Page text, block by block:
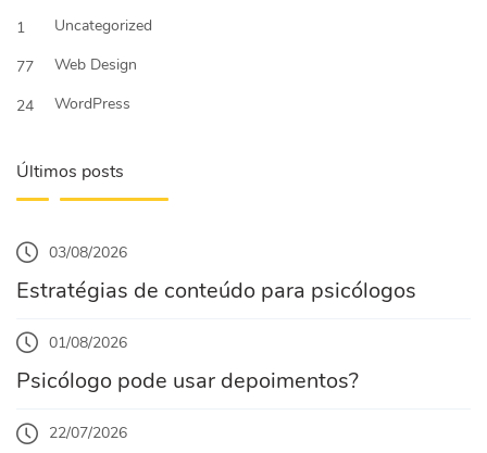
1
Uncategorized
77
Web Design
24
WordPress
Últimos posts
03/08/2026
Estratégias de conteúdo para psicólogos
01/08/2026
Psicólogo pode usar depoimentos?
22/07/2026